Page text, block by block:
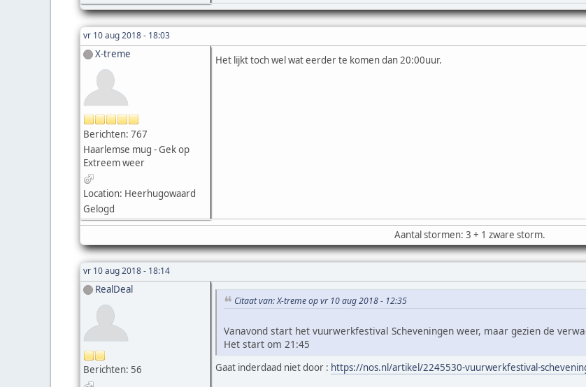
vr 10 aug 2018 - 18:03
X-treme
Berichten: 767
Haarlemse mug - Gek op
Extreem weer
Location: Heerhugowaard
Gelogd
Het lijkt toch wel wat eerder te komen dan 20:00uur.
Aantal stormen: 3 + 1 zware storm.
vr 10 aug 2018 - 18:14
RealDeal
Berichten: 56
Citaat van: X-treme op vr 10 aug 2018 - 12:35
Vanavond start het vuurwerkfestival Scheveningen weer, maar gezien de
Het start om 21:45
Gaat inderdaad niet door : https://nos.nl/artikel/2245530-vuurwerkfestival-